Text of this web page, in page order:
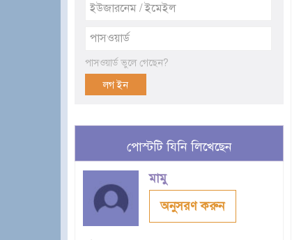
পাসওয়ার্ড ভুলে গেছেন?
পোস্টটি যিনি লিখেছেন
মামু
অনুসরণ করুন